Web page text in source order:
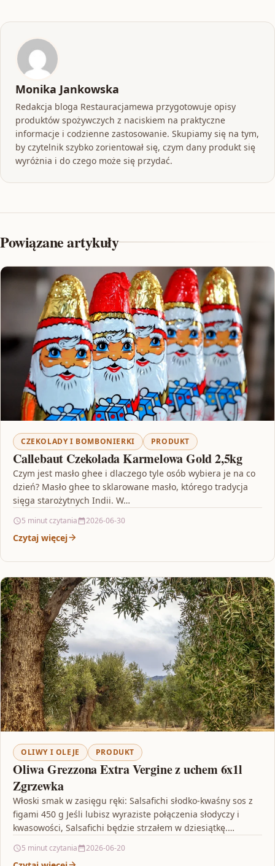
Monika Jankowska
Redakcja bloga Restauracjamewa przygotowuje opisy
produktów spożywczych z naciskiem na praktyczne
informacje i codzienne zastosowanie. Skupiamy się na tym,
by czytelnik szybko zorientował się, czym dany produkt się
wyróżnia i do czego może się przydać.
Powiązane artykuły
CZEKOLADY I BOMBONIERKI PRODUKT
Callebaut Czekolada Karmelowa Gold 2,5kg
Czym jest masło ghee i dlaczego tyle osób wybiera je na co
dzień? Masło ghee to sklarowane masło, którego tradycja
sięga starożytnych Indii. W…
5 minut czytania 2026-06-30
Czytaj więcej
OLIWY I OLEJE PRODUKT
Oliwa Grezzona Extra Vergine z uchem 6x1l
Zgrzewka
Włoski smak w zasięgu ręki: Salsafichi słodko-kwaśny sos z
figami 450 g Jeśli lubisz wyraziste połączenia słodyczy i
kwasowości, Salsafichi będzie strzałem w dziesiątkę.…
5 minut czytania 2026-06-20